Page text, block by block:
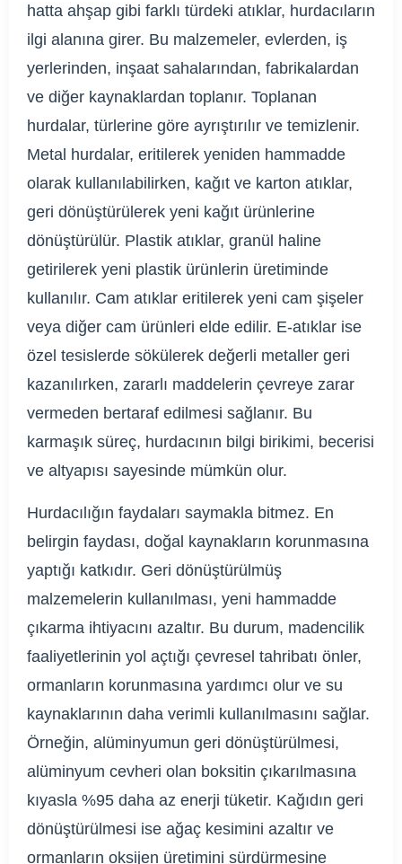
hatta ahşap gibi farklı türdeki atıklar, hurdacıların
ilgi alanına girer. Bu malzemeler, evlerden, iş
yerlerinden, inşaat sahalarından, fabrikalardan
ve diğer kaynaklardan toplanır. Toplanan
hurdalar, türlerine göre ayrıştırılır ve temizlenir.
Metal hurdalar, eritilerek yeniden hammadde
olarak kullanılabilirken, kağıt ve karton atıklar,
geri dönüştürülerek yeni kağıt ürünlerine
dönüştürülür. Plastik atıklar, granül haline
getirilerek yeni plastik ürünlerin üretiminde
kullanılır. Cam atıklar eritilerek yeni cam şişeler
veya diğer cam ürünleri elde edilir. E-atıklar ise
özel tesislerde sökülerek değerli metaller geri
kazanılırken, zararlı maddelerin çevreye zarar
vermeden bertaraf edilmesi sağlanır. Bu
karmaşık süreç, hurdacının bilgi birikimi, becerisi
ve altyapısı sayesinde mümkün olur.
Hurdacılığın faydaları saymakla bitmez. En
belirgin faydası, doğal kaynakların korunmasına
yaptığı katkıdır. Geri dönüştürülmüş
malzemelerin kullanılması, yeni hammadde
çıkarma ihtiyacını azaltır. Bu durum, madencilik
faaliyetlerinin yol açtığı çevresel tahribatı önler,
ormanların korunmasına yardımcı olur ve su
kaynaklarının daha verimli kullanılmasını sağlar.
Örneğin, alüminyumun geri dönüştürülmesi,
alüminyum cevheri olan boksitin çıkarılmasına
kıyasla %95 daha az enerji tüketir. Kağıdın geri
dönüştürülmesi ise ağaç kesimini azaltır ve
ormanların oksijen üretimini sürdürmesine